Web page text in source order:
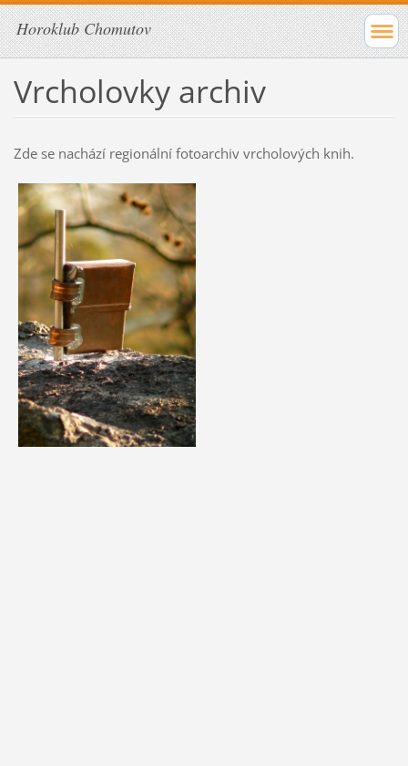
Horoklub Chomutov
Vrcholovky archiv
Zde se nachází regionální fotoarchiv vrcholových knih.